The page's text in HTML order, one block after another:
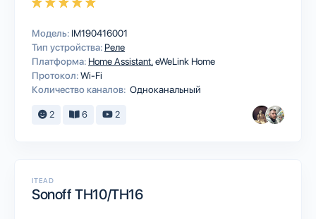
Модель: IM190416001
Тип устройства: Реле
Платформа: Home AssistanteWeLink Home
Протокол:Wi-Fi
Количество каналов: Одноканальный
2 6 2
ITEAD
Sonoff TH10/TH16